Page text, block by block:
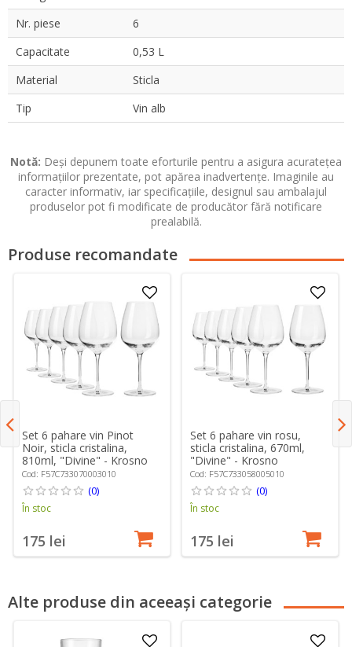
Nr. piese
6
Capacitate
0,53 L
Material
Sticla
Tip
Vin alb
Notă: Deși depunem toate eforturile pentru a asigura acuratețea
informațiilor prezentate, pot apărea inadvertențe. Imaginile au
caracter informativ, iar specificațiile, designul sau ambalajul
produselor pot fi modificate de producător fără notificare
prealabilă.
Produse recomandate
Set 6 pahare vin Pinot
Noir, sticla cristalina,
810ml, "Divine" - Krosno
Cod: F57C733070003010
(0)
În stoc
175 lei
Set 6 pahare vin rosu,
sticla cristalina, 670ml,
"Divine" - Krosno
Cod: F57C733058005010
(0)
În stoc
175 lei
Alte produse din aceeași categorie